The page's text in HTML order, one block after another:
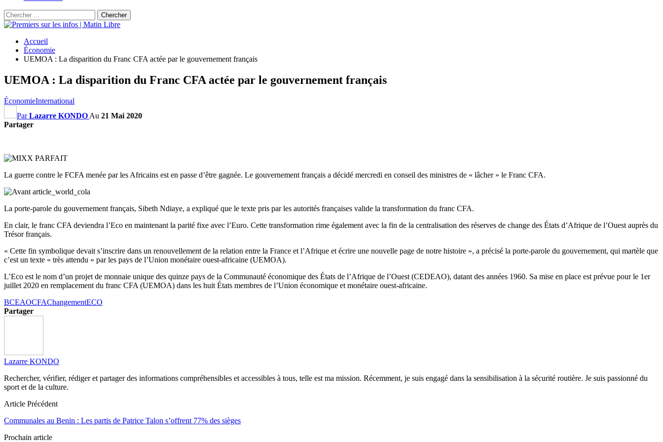
Accueil
Économie
UEMOA : La disparition du Franc CFA actée par le gouvernement français
UEMOA : La disparition du Franc CFA actée par le gouvernement français
ÉconomieInternational
ParLazarre KONDO Au 21 Mai 2020
Partager
La guerre contre le FCFA menée par les Africains est en passe d’être gagnée. Le gouvernement français a décidé mercredi en conseil des ministres de « lâcher » le Franc CFA.
La porte-parole du gouvernement français, Sibeth Ndiaye, a expliqué que le texte pris par les autorités françaises valide la transformation du franc CFA.
En clair, le franc CFA deviendra l’Eco en maintenant la parité fixe avec l’Euro. Cette transformation rime également avec la fin de la centralisation des réserves de change des États d’Afrique de l’Ouest auprès du
Trésor français.
« Cette fin symbolique devait s’inscrire dans un renouvellement de la relation entre la France et l’Afrique et écrire une nouvelle page de notre histoire », a précisé la porte-parole du gouvernement, qui martèle que
c’est un texte « très attendu » par les pays de l’Union monétaire ouest-africaine (UEMOA).
L’Eco est le nom d’un projet de monnaie unique des quinze pays de la Communauté économique des États de l’Afrique de l’Ouest (CEDEAO), datant des années 1960. Sa mise en place est prévue pour le 1er
juillet 2020 en remplacement du franc CFA (UEMOA) dans les huit États membres de l’Union économique et monétaire ouest-africaine.
BCEAOCFAChangementECO
Partager
Lazarre KONDO
Rechercher, vérifier, rédiger et partager des informations compréhensibles et accessibles à tous, telle est ma mission. Récemment, je suis engagé dans la sensibilisation à la sécurité routière. Je suis passionné du
sport et de la culture.
Article Précédent
Communales au Benin : Les partis de Patrice Talon s’offrent 77% des sièges
Prochain article